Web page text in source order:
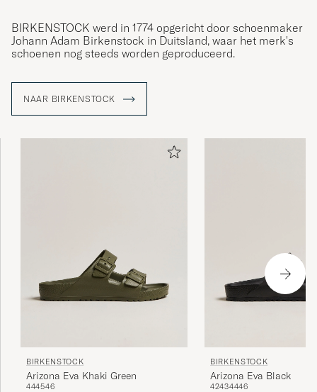
BIRKENSTOCK werd in 1774 opgericht door schoenmaker
Johann Adam Birkenstock in Duitsland, waar het merk's
schoenen nog steeds worden geproduceerd.
NAAR BIRKENSTOCK
BIRKENSTOCK
Arizona Eva Khaki Green
444546
BIRKENSTOCK
Arizona Eva Black
42434446